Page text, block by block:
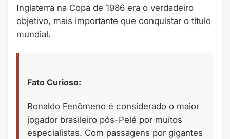
Inglaterra na Copa de 1986 era o verdadeiro
objetivo, mais importante que conquistar o título
mundial.
Fato Curioso:
Ronaldo Fenômeno é considerado o maior
jogador brasileiro pós-Pelé por muitos
especialistas. Com passagens por gigantes